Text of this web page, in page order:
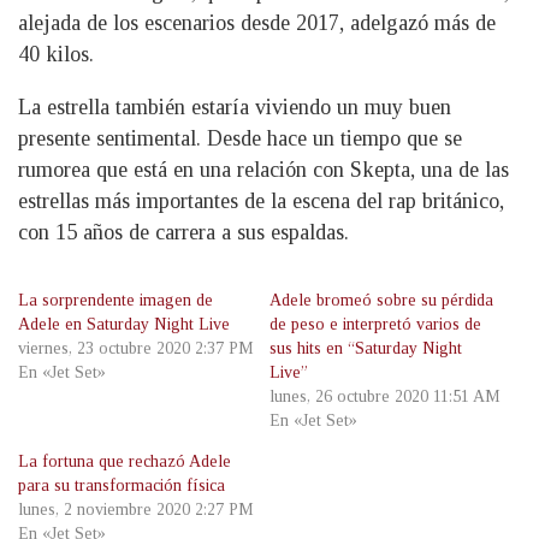
alejada de los escenarios desde 2017, adelgazó más de
40 kilos.
La estrella también estaría viviendo un muy buen
presente sentimental. Desde hace un tiempo que se
rumorea que está en una relación con Skepta, una de las
estrellas más importantes de la escena del rap británico,
con 15 años de carrera a sus espaldas.
La sorprendente imagen de
Adele en Saturday Night Live
viernes, 23 octubre 2020 2:37 PM
En «Jet Set»
Adele bromeó sobre su pérdida
de peso e interpretó varios de
sus hits en “Saturday Night
Live”
lunes, 26 octubre 2020 11:51 AM
En «Jet Set»
La fortuna que rechazó Adele
para su transformación física
lunes, 2 noviembre 2020 2:27 PM
En «Jet Set»